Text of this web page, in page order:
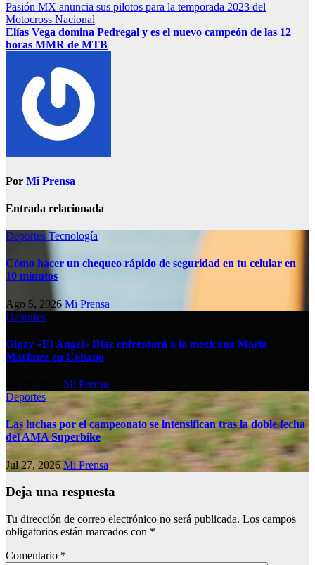
Pasión MX anuncia sus pilotos para la temporada 2023 del
Motocross Nacional
Elías Vega domina Pedregal y es el nuevo campeón de las 12
horas MMR de MTB
Por Mi Prensa
Entrada relacionada
Deportes Tecnología
Cómo hacer un chequeo rápido de seguridad en tu celular en
10 minutos
Ago 5, 2026 Mi Prensa
Deportes
Gipzy «El Ángel» Díaz enfrentará a la mexicana María
Martínez en Cóbano
Mi Prensa
Deportes
Las luchas por el campeonato se intensifican tras la doble fecha
del AMA Superbike
Jul 27, 2026Mi Prensa
Deja una respuesta
Tu dirección de correo electrónico no será publicada. Los campos
obligatorios están marcados con *
Comentario *